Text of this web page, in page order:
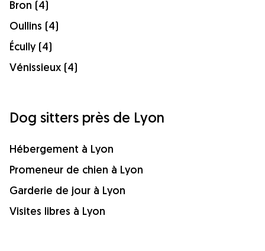
Bron (4)
Oullins (4)
Écully (4)
Vénissieux (4)
Dog sitters près de Lyon
Hébergement à Lyon
Promeneur de chien à Lyon
Garderie de jour à Lyon
Visites libres à Lyon